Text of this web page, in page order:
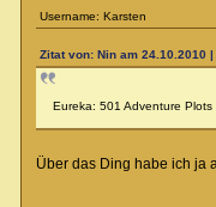
Username: Karsten
Zitat von: Nin am 24.10.2010 |
Eureka: 501 Adventure
Über das Ding habe ich ja